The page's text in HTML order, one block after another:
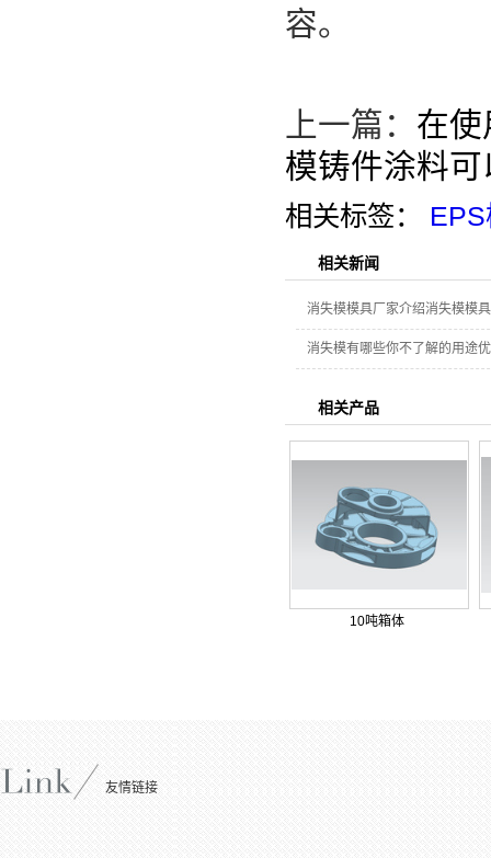
容。
上一篇： 在使
模铸件涂料
相关标签：
相关新闻
消失模模具厂家介绍消失模模
消失模有哪些你不了解的用途
相关产品
10吨箱体
友情链接